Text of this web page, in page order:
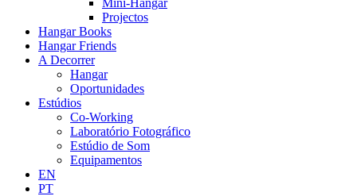
Mini-Hangar
Projectos
Hangar Books
Hangar Friends
A Decorrer
Hangar
Oportunidades
Estúdios
Co-Working
Laboratório Fotográfico
Estúdio de Som
Equipamentos
EN
PT